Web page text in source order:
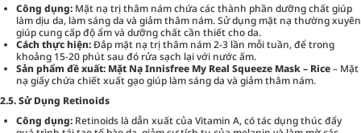
Công dụng: Mặt nạ trị thâm nám chứa các thành phần dưỡng chất giúp
làm dịu da, làm sáng da và giảm thâm nám. Sử dụng mặt nạ thường xuyên
giúp cung cấp độ ẩm và dưỡng chất cần thiết cho da.
Cách thực hiện:Đắp mặt nạ trị thâm nám 2-3 lần mỗi tuần, để trong
khoảng 15-20 phút sau đó rửa sạch lại với nước ấm.
Sản phẩm đề xuất: Mặt Nạ Innisfree My Real Squeeze Mask – Rice– Mặt
nạ giấy chứa chiết xuất gạo giúp làm sáng da và giảm thâm nám.
2.5. Sử Dụng Retinoids
Công dụng: Retinoids là dẫn xuất của Vitamin A, có tác dụng thúc đẩy